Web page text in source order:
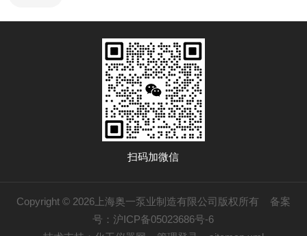
扫码加微信
Copyright © 2026上海奥一泵业制造有限公司版权所有 备案
号：沪ICP备05023686号-6